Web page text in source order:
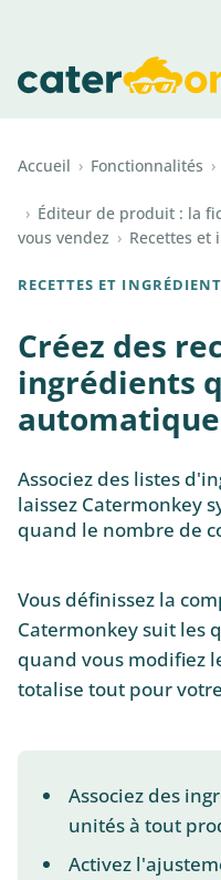
Accueil › Fonctionnalités ›
› Éditeur de produit : la
vous vendez › Recettes et
RECETTES ET
Créez des
ingrédients
Associez des listes
laissez Catermonkey
quand le nombre de
Vous définissez la
Catermonkey suit les
quand vous modifiez
totalise tout pour
Associez des
unités à tout
Activez